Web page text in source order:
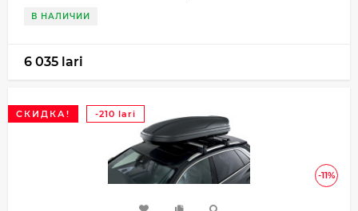
В НАЛИЧИИ
6 035 lari
-11%
СКИДКА! -210 lari